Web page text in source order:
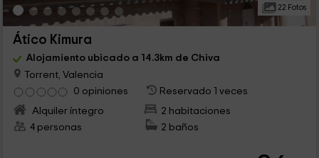
22 Fotos
Ático Kimura
Alojamiento ubicado a 14.3km de Chiva
Torrent, Valencia
0 opiniones
Reservado 1 veces
Alquiler íntegro
2 habitaciones
4 personas
2 baños